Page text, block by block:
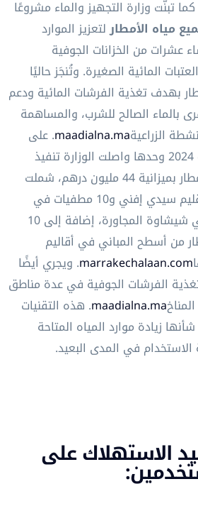
تبنّت وزارة التجهيز والماء مشروعًا
مياه الأمطارلتعزيز الموارد
عشرات من الخزانات الجوفية
المائية الصغيرة. وتُنجَز حاليًا
بهدف تغذية الفرشات المائية ودعم
بالماء الصالح للشرب، والمساهمة
الزراعيةmaadialna.ma. على
سبيل المثال، خلال سنة 2024 وحدها واصلت الوزارة تنفيذ
مشاريع تجميع مياه الأمطار بميزانية 44 مليون درهم، شملت
إنشاء 16 مطفية في إقليم سيدي إفني و10 مطفيات في
السمارة و8 مطفيات في شيشاوة المجاورة، إضافة إلى 10
من أسطح المباني في أقاليم
marrakechalaan.com. ويجري أيضًا
تغذية الفرشات الجوفية في عدة مناطق
maadialna.ma. هذه التقنيات
زيادة موارد المياه المتاحة
في المدى البعيد.
الاستهلاك على